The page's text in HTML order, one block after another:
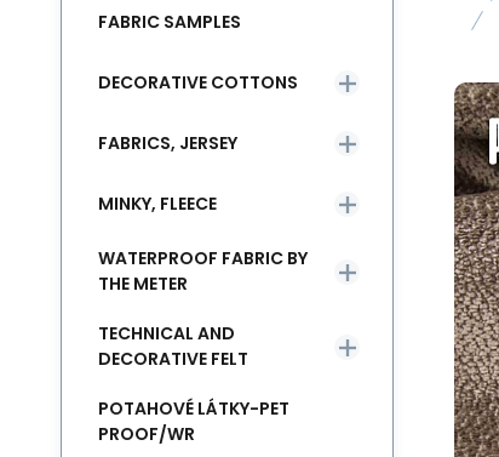
FABRIC SAMPLES
DECORATIVE COTTONS
FABRICS, JERSEY
MINKY, FLEECE
WATERPROOF FABRIC BY
THE METER
TECHNICAL AND
DECORATIVE FELT
POTAHOVÉ LÁTKY-PET
PROOF/WR